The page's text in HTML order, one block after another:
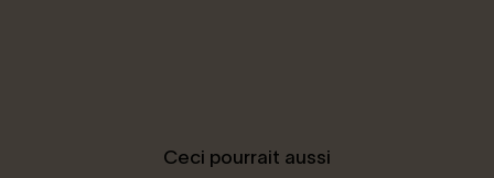
Ceci pourrait aussi